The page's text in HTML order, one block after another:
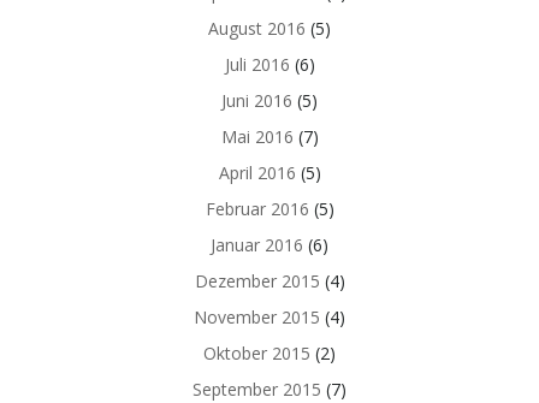
August 2016 (5)
Juli 2016 (6)
Juni 2016 (5)
Mai 2016 (7)
April 2016 (5)
Februar 2016 (5)
Januar 2016 (6)
Dezember 2015 (4)
November 2015 (4)
Oktober 2015 (2)
September 2015 (7)